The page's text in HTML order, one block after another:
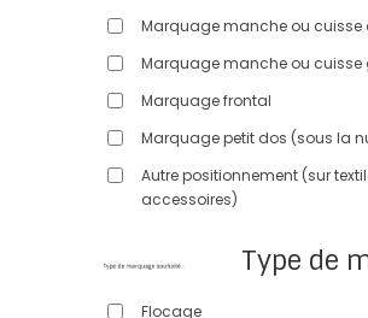
Marquage manche ou cuisse
Marquage manche ou cuisse
Marquage frontal
Marquage petit dos (sous la
Autre positionnement (sur
accessoires)
Type de
Flocage